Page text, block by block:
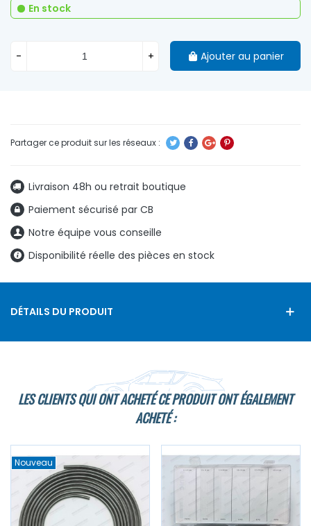
Livraison 48h ou retrait boutique
Paiement sécurisé par CB
Notre équipe vous conseille
Disponibilité réelle des pièces en stock
En stock
- + Ajouter au panier
DÉTAILS DU PRODUIT
LES CLIENTS QUI ONT ACHETÉ CE PRODUIT ONT ÉGALEMENT
ACHETÉ :
Nouveau